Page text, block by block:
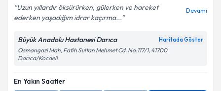
Uzun yıllardır öksürürken, gülerken ve hareket
ederken yaşadığım idrar kaçırma...
Devamı
Büyük Anadolu Hastanesi Darıca Haritada Göster
Osmangazi Mah, Fatih Sultan Mehmet Cd. No:117/1, 41700
Darıca/Kocaeli
En Yakın Saatler